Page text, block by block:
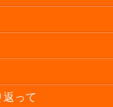
返って